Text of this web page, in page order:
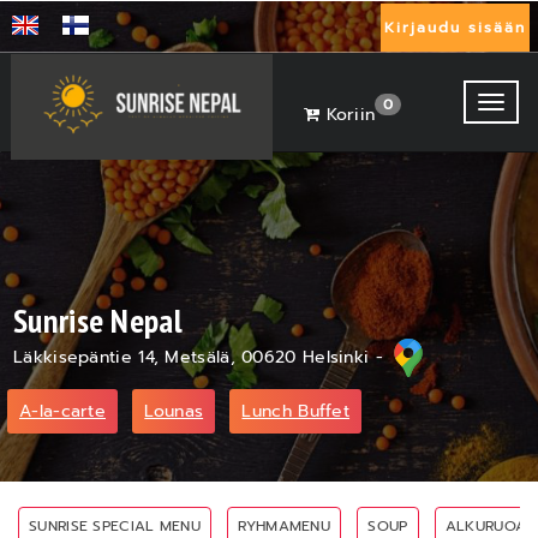
Kirjaudu sisään
Koriin0
Sunrise Nepal
Läkkisepäntie 14, Metsälä, 00620 Helsinki -
A-la-carte Lounas Lunch Buffet
SUNRISE SPECIAL MENU RYHMAMENU SOUP ALKURUOAT